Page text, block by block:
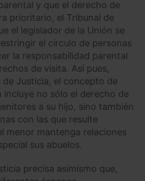
y que el derecho de
prioritario, el Tribunal de
el legislador de la Unión se
el círculo de personas
la responsabilidad parental
de visita. Así pues,
de Justicia, el concepto de
incluye no sólo el derecho de
a su hijo, sino también
con las que resulte
menor mantenga relaciones
sus abuelos.
precisa asimismo que,